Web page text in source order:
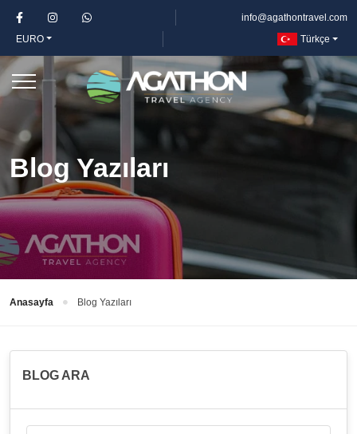
info@agathontravel.com
EURO
Türkçe
Blog Yazıları
Anasayfa Blog Yazıları
BLOG ARA